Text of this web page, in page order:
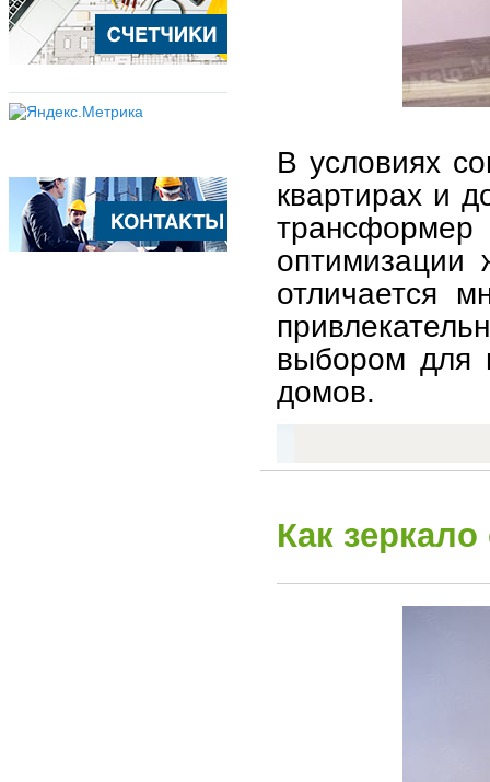
В условиях
квартирах и
оптимизации
отличается
выбором для
домов.
Как